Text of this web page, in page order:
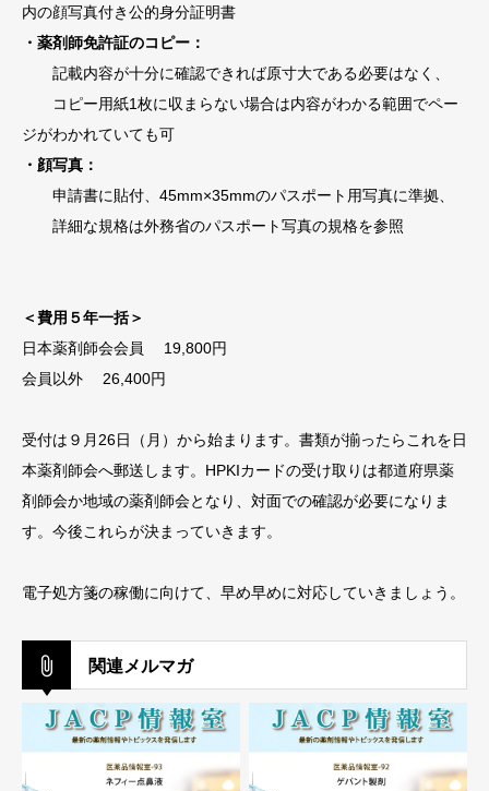
内の顔写真付き公的身分証明書
・薬剤師免許証のコピー ：
記載内容が十分に確認できれば原寸大である必要はなく、
コ ピー用紙1枚に収 まらない場合は内容がわかる範囲でペー
ジがわかれていても可
・顔写真 ：
申請書に貼付、 45mm×35mmのパスポート用写真に準拠、
詳細な規格は外務省のパスポー ト写真の規格を参照
＜費用５年一括＞
日本薬剤師会会員 19,800円
会員以外 26,400円
受付は９月26日（月）から始まります。書類が揃ったらこれを日
本薬剤師会へ郵送します。HPKIカードの受け取りは都道府県薬
剤師会か地域の薬剤師会となり、対面での確認が必要になりま
す。今後これらが決まっていきます。
電子処方箋の稼働に向けて、早め早めに対応していきましょう。
関連メルマガ